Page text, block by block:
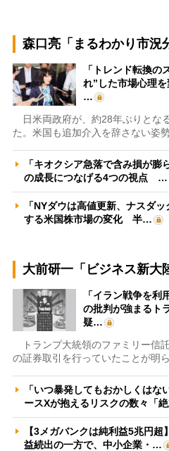
森口亮「まるわかり市況
「トレンド転換の
れ”した市場心理を
…
日米両政府が、約28年ぶりとな
た。米国も追加介入を辞さない姿
「キオクシア急落で含み損が
の成長につなげる4つの視点 …
「NYダウは高値更新、ナスダ
する米国株市場の変化 半…
大前研一「ビジネス新大
「イラン戦争を利
の批判が強まるト
疑…
トランプ大統領のファミリー信
の証券取引を行っていたことが明
「いつ暴発してもおかしくは
ースXが抱えるリスクの数々「
【3メガバンクは純利益5兆円
益続出の一方で、中小企業・…